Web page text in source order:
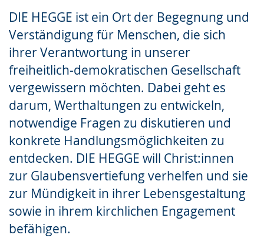
DIE HEGGE ist ein Ort der Begegnung und
Verständigung für Menschen, die sich
ihrer Verantwortung in unserer
freiheitlich-demokratischen Gesellschaft
vergewissern möchten. Dabei geht es
darum, Werthaltungen zu entwickeln,
notwendige Fragen zu diskutieren und
konkrete Handlungsmöglichkeiten zu
entdecken. DIE HEGGE will Christ:innen
zur Glaubensvertiefung verhelfen und sie
zur Mündigkeit in ihrer Lebensgestaltung
sowie in ihrem kirchlichen Engagement
befähigen.
wird
angezeigt.